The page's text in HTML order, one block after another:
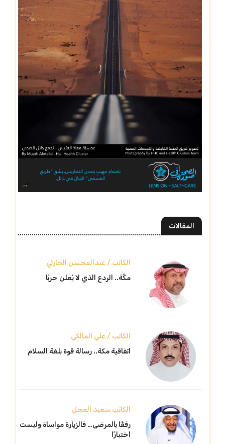
المقالات
الكاتب / عبدالمحسن الحارثي
مكّة.. الردع الذي لا يُعلن حربًا
الكاتب / علي المالكي
اتفاقية مكة.. رسالة قوة بلغة السلام
الكاتب سعيد العجل
رفقًا بالمرضى… فالزيارة مواساة وليست
اختبارًا